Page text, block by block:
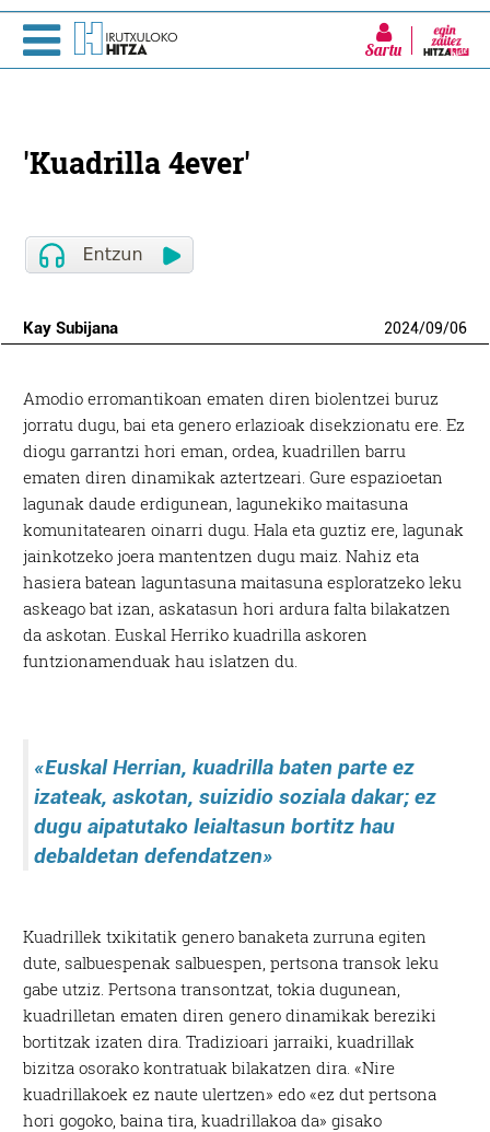
Sartu
'Kuadrilla 4ever'
Kay Subijana 2024/09/06
Amodio erromantikoan ematen diren biolentzei buruz
jorratu dugu, bai eta genero erlazioak disekzionatu ere. Ez
diogu garrantzi hori eman, ordea, kuadrillen barru
ematen diren dinamikak aztertzeari. Gure espazioetan
lagunak daude erdigunean, lagunekiko maitasuna
komunitatearen oinarri dugu. Hala eta guztiz ere, lagunak
jainkotzeko joera mantentzen dugu maiz. Nahiz eta
hasiera batean laguntasuna maitasuna esploratzeko leku
askeago bat izan, askatasun hori ardura falta bilakatzen
da askotan. Euskal Herriko kuadrilla askoren
funtzionamenduak hau islatzen du.
«Euskal Herrian, kuadrilla baten parte ez
izateak,askotan, suizidiosoziala dakar; ez
dugu aipatutako leialtasun bortitz hau
debaldetandefendatzen»
Kuadrillek txikitatik genero banaketa zurruna egiten
dute, salbuespenak salbuespen, pertsona transok leku
gabe utziz. Pertsona transontzat, tokia dugunean,
kuadrilletan ematen diren genero dinamikak bereziki
bortitzak izaten dira. Tradizioari jarraiki, kuadrillak
bizitza osorako kontratuak bilakatzen dira. «Nire
kuadrillakoek ez naute ulertzen» edo «ez dut pertsona
hori gogoko, baina tira, kuadrillakoa da» gisako